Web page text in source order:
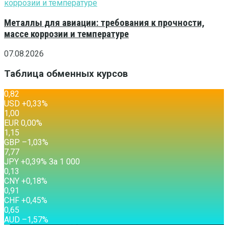
Металлы для авиации: требования к прочности,
массе коррозии и температуре
07.08.2026
Таблица обменных курсов
0,82
USD +0,33%
1,00
EUR 0,00%
1,15
GBP –1,03%
7,77
JPY +0,39% За 1 000
0,13
CNY +0,18%
0,91
CHF +0,45%
0,65
AUD –1,57%